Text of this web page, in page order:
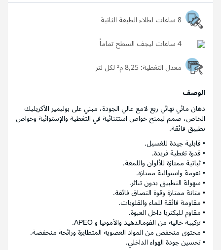
8 ساعات لطلاء الطبقة الثانية
4 ساعات ليجف السطح تماماً
معدل التغطية:
الوصف
دهان مائي نهائي ربع لامع عالي الجودة، مبني على بوليمير الأكريليك
الخاص، صمم ليمنح خواص استثنائية في التغطية والإستوائية وخواص
تطبيق فائقة.
• قابلية جيدة للغسيل.
• قدرة تغطية فريدة.
• ثباتية ممتازة للألوان واللمعة.
• نعومة واستوائية ممتازة.
• سهولة التطبيق بدون تناثر.
• متانة ممتازة وقوة التصاق فائقة.
• مقاومة فائقة للماء والقلويات.
• مقاوم للبكتريا داخل العبوة.
• تركيبة خالية من الفومالدهيد والأمونيا و APEO.
• محتوى منخفض من المواد العضوية المتطايرة ورائحة منخفضة.
• تحسين جودة الهواء الداخلي.